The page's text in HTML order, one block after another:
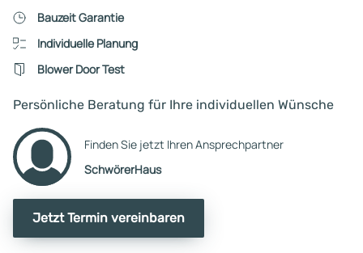
Bauzeit Garantie
Individuelle Planung
Blower Door Test
Persönliche Beratung für Ihre individuellen Wünsche
Finden Sie jetzt Ihren Ansprechpartner
SchwörerHaus
Jetzt Termin vereinbaren